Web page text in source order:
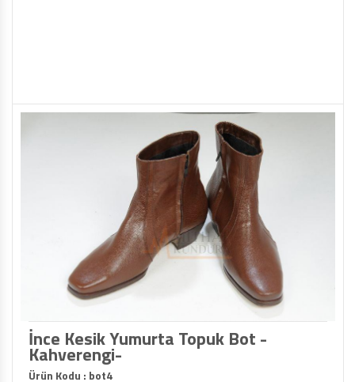
İnce Kesik Yumurta Topuk Bot -
Kahverengi-
Ürün Kodu : bot4